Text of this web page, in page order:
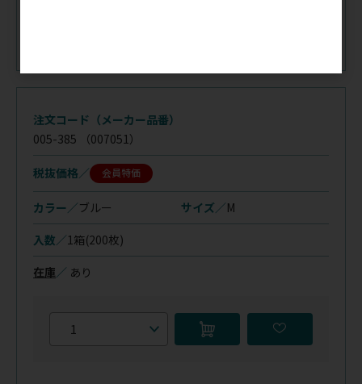
注文コード（メーカー品番）
005-385 （007051）
税抜価格 会員特価
カラー／ブルー サイズ／M
入数／1箱(200枚)
在庫 ／ あり